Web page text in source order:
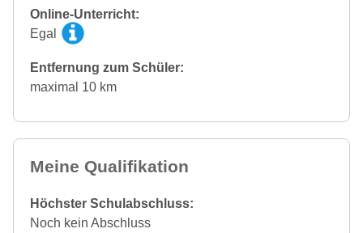
Online-Unterricht:
Egal
Entfernung zum Schüler:
maximal 10 km
Meine Qualifikation
Höchster Schulabschluss:
Noch kein Abschluss